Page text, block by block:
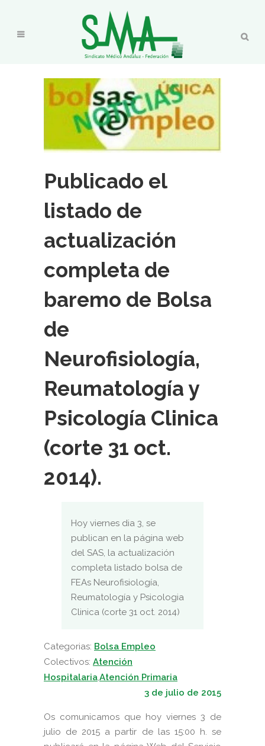
Publicado el
listado de
actualización
completa de
baremo de Bolsa
de
Neurofisiología,
Reumatología y
Psicología Clinica
(corte 31 oct.
2014).
Hoy viernes dia 3, se
publican en la página web
del SAS, la actualización
completa listado bolsa de
FEAs Neurofisiología,
Reumatología y Psicologia
Clinica (corte 31 oct. 2014)
Categorias: Bolsa Empleo
Colectivos: Atención
HospitalariaAtención Primaria
3 de julio de 2015
Os comunicamos que hoy viernes 3 de
julio de 2015 a partir de las 15:00 h. se